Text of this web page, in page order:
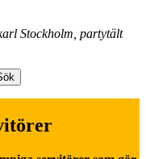
Stockholm, partytält